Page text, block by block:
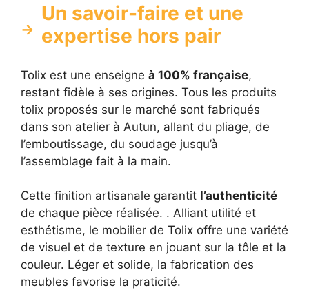
Un savoir-faire et une
expertise hors pair
Tolix est une enseigne à 100% française,
restant fidèle à ses origines. Tous les produits
tolix proposés sur le marché sont fabriqués
dans son atelier à Autun, allant du pliage, de
l’emboutissage, du soudage jusqu’à
l’assemblage fait à la main.
Cette finition artisanale garantit l’authenticité
de chaque pièce réalisée. . Alliant utilité et
esthétisme, le mobilier de Tolix offre une variété
de visuel et de texture en jouant sur la tôle et la
couleur. Léger et solide, la fabrication des
meubles favorise la praticité.